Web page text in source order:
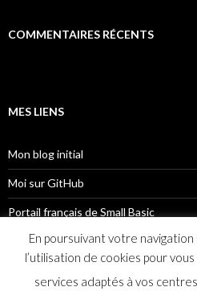
COMMENTAIRES RÉCENTS
MES LIENS
Mon blog initial
Moi sur GitHub
Portail français de Small Basic
Politique de confidentialité Fièrement
En poursuivant votre
l’utilisation de cookies pour
services adaptés à vos